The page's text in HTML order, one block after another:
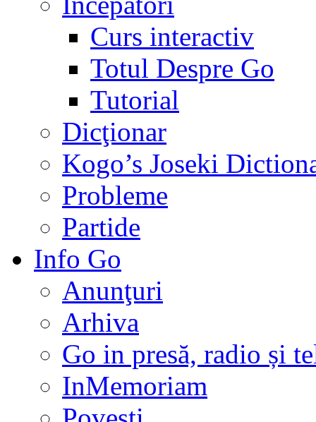
Curs interactiv
Totul Despre Go
Tutorial
Dicţionar
Kogo’s Joseki
Probleme
Partide
Info Go
Anunţuri
Arhiva
Go in presă, radio și
InMemoriam